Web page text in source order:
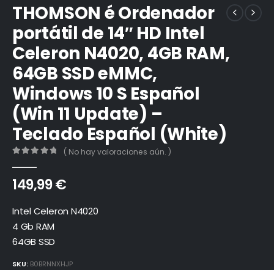
THOMSON é Ordenador
portátil de 14″ HD Intel
Celeron N4020, 4GB RAM,
64GB SSD eMMC,
Windows 10 S Español
(Win 11 Update) –
Teclado Español (White)
( No hay valoraciones aún. )
149,99€
Intel Celeron N4020
4 Gb RAM
64GB SSD
SKU: B0BRNNXHJP